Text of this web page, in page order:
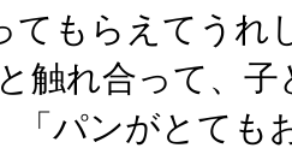
てもらえてうれ
触れ合って、
「パンがとても